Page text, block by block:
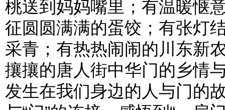
桃送到妈妈嘴里；有温暖惬
征圆圆满满的蛋饺；有张灯
采青；有热热闹闹的川东新
攘攘的唐人街中华门的乡情
发生在我们身边的人与门的